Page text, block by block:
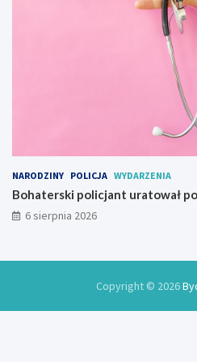
NARODZINY POLICJA WYDARZENIA
Bohaterski policjant uratował
6 sierpnia 2026
Copyright © 2026